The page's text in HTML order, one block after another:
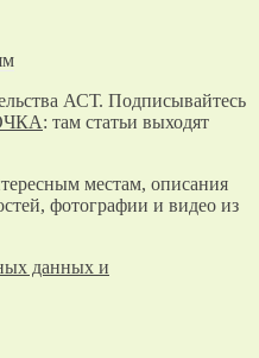
АСТ. Подписывайтесь
: там статьи выходят
местам, описания
фотографии и видео из
данных и